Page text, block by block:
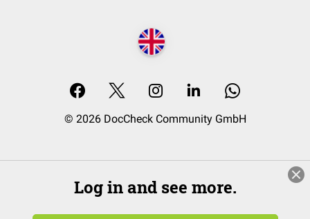
© 2026 DocCheck Community GmbH
Log in and see more.